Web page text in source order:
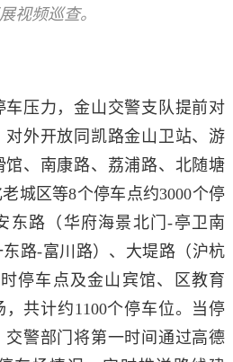
视频巡查。
压力，金山交警支队提前对
外开放同凯路金山卫站、游
、南康路、荔浦路、北随塘
城区等8个停车点约3000个停
东路（华府海景北门-亭卫南
路-富川路）、大堤路（沪杭
停车点及金山宾馆、区教育
共计约1100个停车位。当停
警部门将第一时间通过高德